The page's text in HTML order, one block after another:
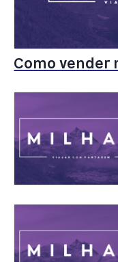
Como vender